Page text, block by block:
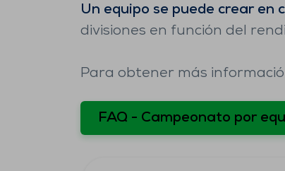
Un equipo se puede crear en
divisiones en función del
Para obtener más
FAQ - Campeonato por